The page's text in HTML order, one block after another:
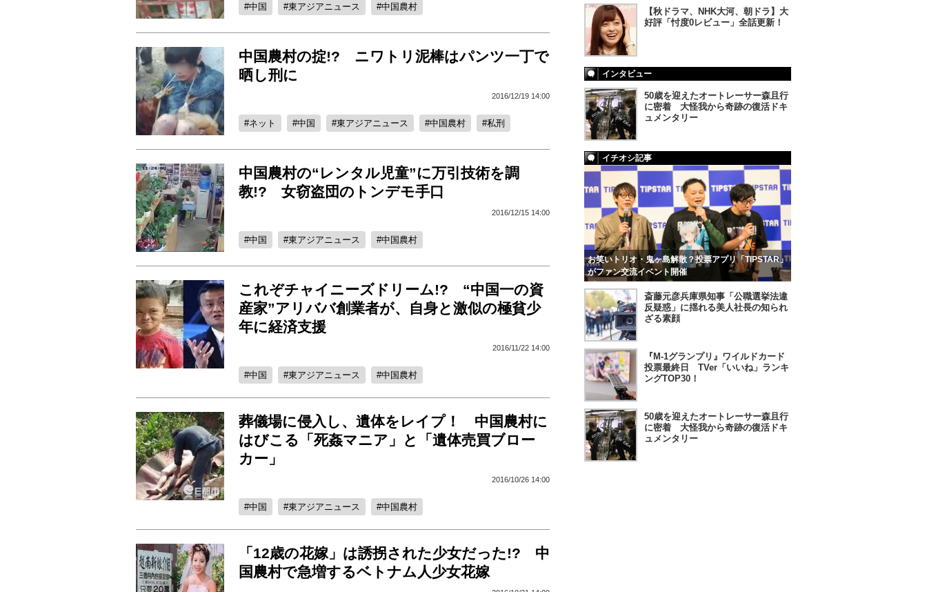
中国 東アジアニュース 中国農村
中国農村の掟!? ニワトリ泥棒はパンツ一丁で
晒し刑に
2016/12/19 14:00
ネット 中国 東アジアニュース 中国農村 私刑
中国農村の“レンタル児童”に万引技術を調
教!? 女窃盗団のトンデモ手口
2016/12/15 14:00
中国 東アジアニュース 中国農村
これぞチャイニーズドリーム!? “中国一の資
産家”アリババ創業者が、自身と激似の極貧少
年に経済支援
2016/11/22 14:00
中国 東アジアニュース 中国農村
葬儀場に侵入し、遺体をレイプ！ 中国農村に
はびこる「死姦マニア」と「遺体売買ブロー
カー」
2016/10/26 14:00
中国 東アジアニュース 中国農村
「12歳の花嫁」は誘拐された少女だった!? 中
国農村で急増するベトナム人少女花嫁
【秋ドラマ、NHK大河、朝ドラ】大
好評「忖度0レビュー」全話更新！
インタビュー
50歳を迎えたオートレーサー森且行
に密着 大怪我から奇跡の復活ドキ
ュメンタリー
イチオシ記事
お笑いトリオ・鬼ヶ島解散？投票アプリ「TIPSTAR」
がファン交流イベント開催
斎藤元彦兵庫県知事「公職選挙法違
反疑惑」に揺れる美人社長の知られ
ざる素顔
『M-1グランプリ』ワイルドカード
投票最終日 TVer「いいね」ランキ
ングTOP30！
50歳を迎えたオートレーサー森且行
に密着 大怪我から奇跡の復活ドキ
ュメンタリー